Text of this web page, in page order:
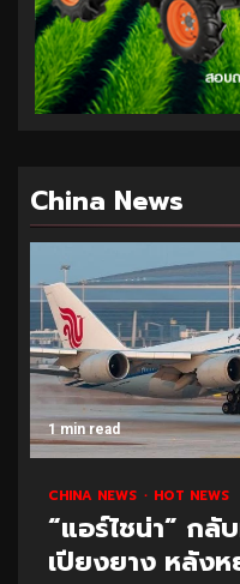
China News
1 min read
CHINA NEWS HOT NEWS
“แอร์ไชน่า” ก
เปียงยาง หลัง